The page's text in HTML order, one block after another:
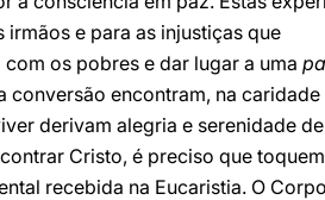
e para as injustiças que
com os pobres e dar lugar a uma
encontram, na caridade
derivam alegria e serenidade
Cristo, é preciso que
recebida na Eucaristia. O